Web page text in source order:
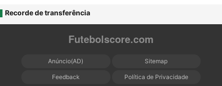
Recorde de transferência
Futebolscore.com
Anúncio(AD) Sitemap
Feedback Política de Privacidade